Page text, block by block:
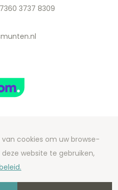
3737 8309
Do Better Online BV
- Content by
cookies om uw browse-
website te gebruiken,